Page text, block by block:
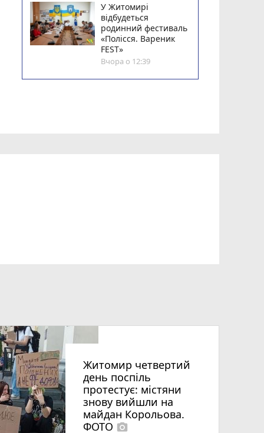
У Житомирі
відбудеться
родинний фестиваль
«Полісся. Вареник
FEST»
Вчора о 12:39
Житомир четвертий
день поспіль
протестує: містяни
знову вийшли на
майдан Корольова.
ФОТО photo_camera